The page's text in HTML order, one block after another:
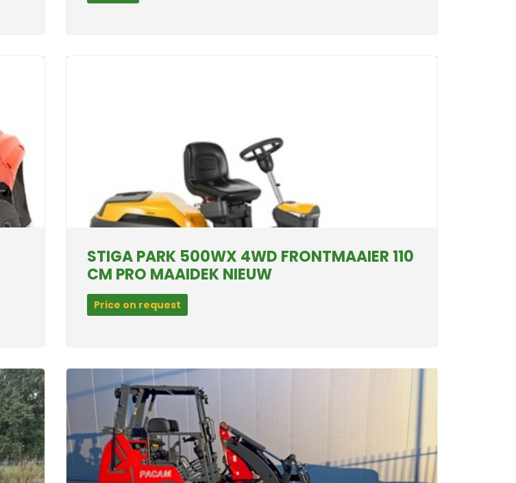
STIGA PARK 500WX 4WD FRONTMAAIER 110
CM PRO MAAIDEK NIEUW
Price on request